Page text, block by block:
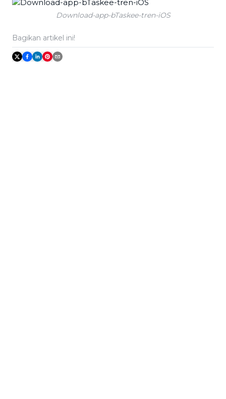
Download-app-bTaskee-tren-iOS
Bagikan artikel ini!